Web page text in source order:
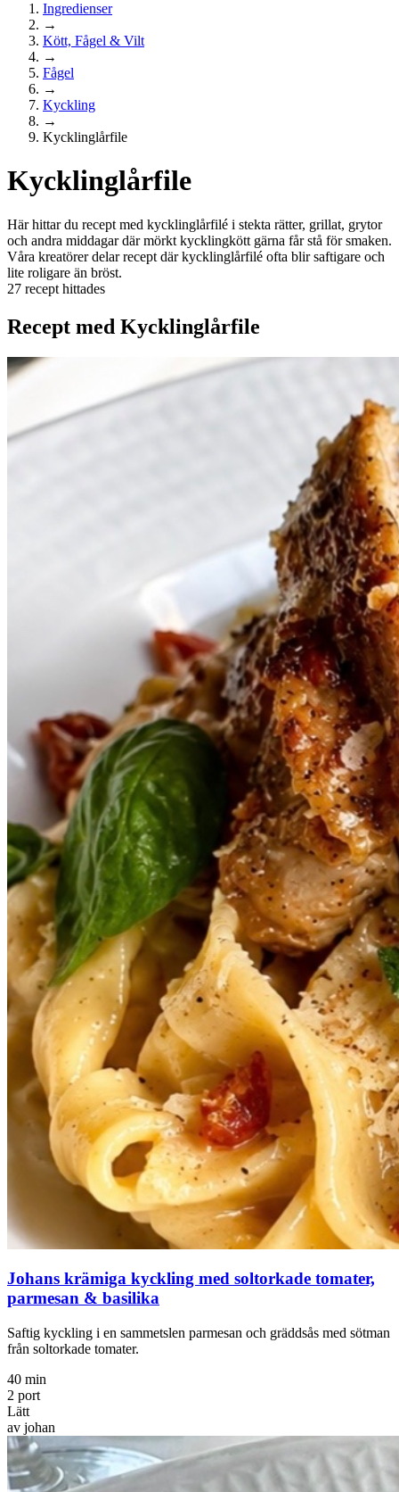
Ingredienser
→
Kött, Fågel & Vilt
→
Fågel
→
Kyckling
→
Kycklinglårfile
Kycklinglårfile
Här hittar du recept med kycklinglårfilé i stekta rätter, grillat, grytor
och andra middagar där mörkt kycklingkött gärna får stå för smaken.
Våra kreatörer delar recept där kycklinglårfilé ofta blir saftigare och
lite roligare än bröst.
27 recept hittades
Recept med Kycklinglårfile
Johans krämiga kyckling med soltorkade tomater,
parmesan & basilika
Saftig kyckling i en sammetslen parmesan och gräddsås med sötman
från soltorkade tomater.
40 min
2 port
Lätt
av johan